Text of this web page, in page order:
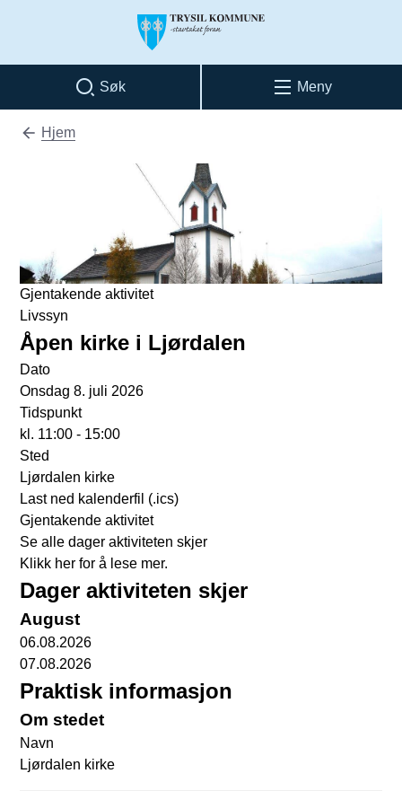
Trysil kommune
Søk Meny
Du er her:
Hjem
Gjentakende aktivitet
Livssyn
Åpen kirke i Ljørdalen
Dato
Onsdag 8. juli 2026
Tidspunkt
kl. 11:00 - 15:00
Sted
Ljørdalen kirke
L
a
s
t
n
d
k
a
e
n
d
Last ned kalenderfil (.ics)
Gjentakende aktivitet
Se alle dager aktiviteten skjer
Klikk her for å lese mer.
Dager aktiviteten skjer
August
06.08.2026
07.08.2026
Praktisk informasjon
Om stedet
Navn
Ljørdalen kirke